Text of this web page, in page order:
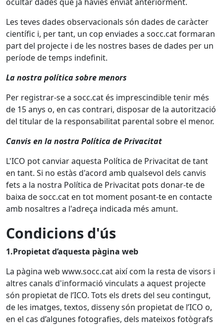
Les teves dades observacionals són dades de caràcter
científic i, per tant, un cop enviades a socc.cat formaran
part del projecte i de les nostres bases de dades per un
període de temps indefinit.
La nostra política sobre menors
Per registrar-se a socc.cat és imprescindible tenir més
de 15 anys o, en cas contrari, disposar de la autorització
del titular de la responsabilitat parental sobre el menor.
Canvis en la nostra Política de Privacitat
L'ICO pot canviar aquesta Política de Privacitat de tant
en tant. Si no estàs d'acord amb qualsevol dels canvis
fets a la nostra Política de Privacitat pots donar-te de
baixa de socc.cat en tot moment posant-te en contacte
amb nosaltres a l'adreça indicada més amunt.
Condicions d'ús
1.Propietat d’aquesta pàgina web
La pàgina web www.socc.cat així com la resta de visors i
altres canals d'informació vinculats a aquest projecte
són propietat de l’ICO. Tots els drets del seu contingut,
de les imatges, textos, disseny són propietat de l’ICO o,
en el cas d’algunes fotografies, dels mateixos fotògrafs